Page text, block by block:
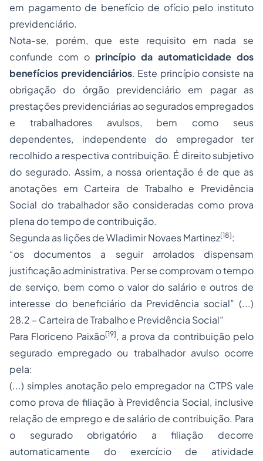
em pagamento de benefício de ofício pelo instituto
previdenciário.
Nota-se, porém, que este requisito em nada se
confunde com o princípio da automaticidade dos
benefícios previdenciários. Este princípio consiste na
obrigação do órgão previdenciário em pagar as
prestações previdenciárias ao segurados empregados
e trabalhadores avulsos, bem como seus
dependentes, independente do empregador ter
recolhido a respectiva contribuição. É direito subjetivo
do segurado. Assim, a nossa orientação é de que as
anotações em Carteira de Trabalho e Previdência
Social do trabalhador são consideradas como prova
plena do tempo de contribuição.
Segunda as lições de Wladimir Novaes Martinez[18]:
“os documentos a seguir arrolados dispensam
justificação administrativa. Per se comprovam o tempo
de serviço, bem como o valor do salário e outros de
interesse do beneficiário da Previdência social” (...)
28.2 – Carteira de Trabalho e Previdência Social”
Para Floriceno Paixão[19], a prova da contribuição pelo
segurado empregado ou trabalhador avulso ocorre
pela:
(...) simples anotação pelo empregador na CTPS vale
como prova de filiação à Previdência Social, inclusive
relação de emprego e de salário de contribuição. Para
o segurado obrigatório a filiação decorre
automaticamente do exercício de atividade